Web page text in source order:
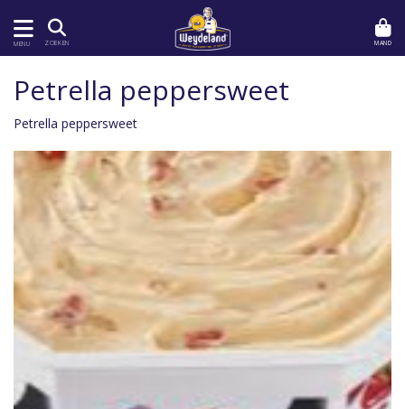
MENU ZOEKEN MAND
Petrella peppersweet
Petrella peppersweet